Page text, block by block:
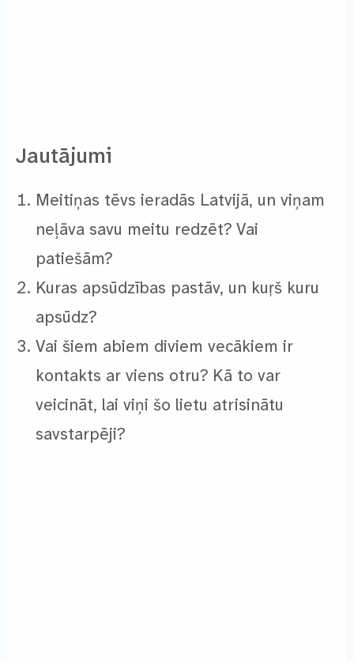
Jautājumi
Meitiņas tēvs ieradās Latvijā, un viņam
neļāva savu meitu redzēt? Vai
patiešām?
Kuras apsūdzības pastāv, un kuŗš kuru
apsūdz?
Vai šiem abiem diviem vecākiem ir
kontakts ar viens otru? Kā to var
veicināt, lai viņi šo lietu atrisinātu
savstarpēji?